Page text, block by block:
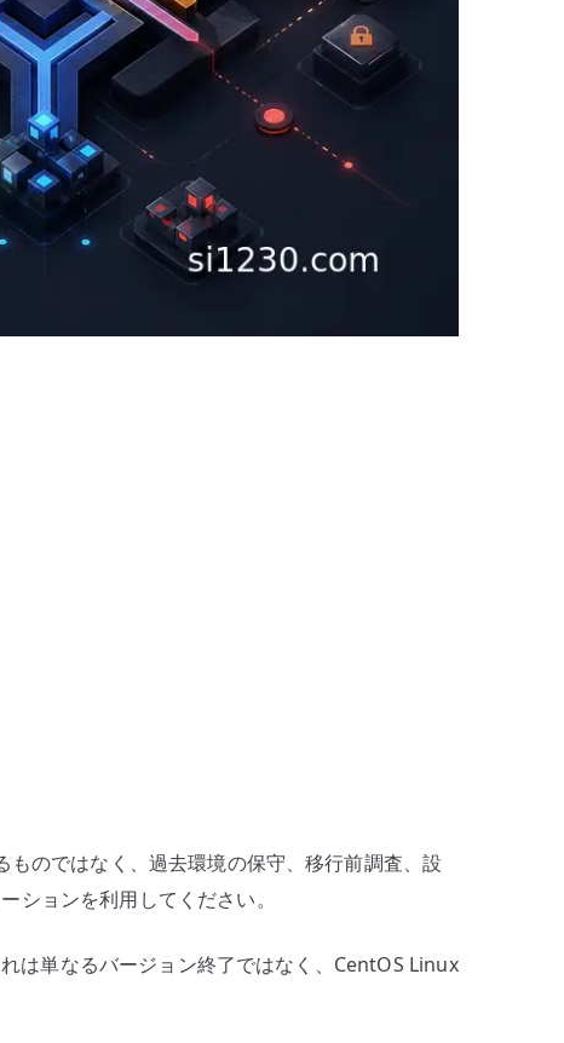
のではなく、過去環境の保守、移行前調査、設
ションを利用してください。
は単なるバージョン終了ではなく、CentOS Linux